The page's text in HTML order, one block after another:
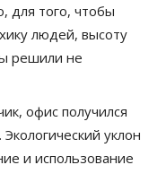
для того, чтобы
людей, высоту
решили не
офис получился
уклон
и использование